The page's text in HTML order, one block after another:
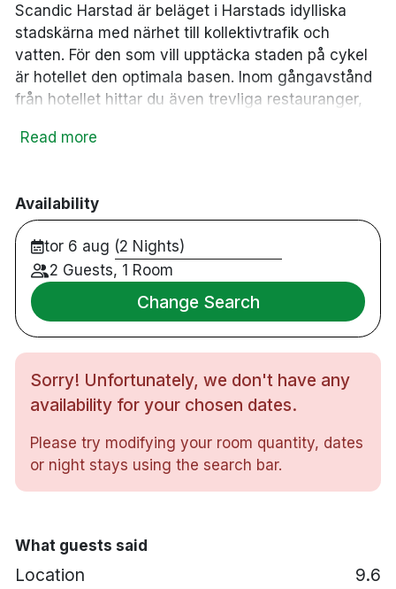
Scandic Harstad är beläget i Harstads idylliska
stadskärna med närhet till kollektivtrafik och
vatten. För den som vill upptäcka staden på cykel
är hotellet den optimala basen. Inom gångavstånd
från hotellet hittar du även trevliga restauranger,
butiker. Här bor du på luftiga och välutrustade rum
avkoppling, här erbjuds inte bara bekväma sängar
utan även gratis WiFi och en TV med ett brett
kanalutbud. Passa på att boka in en dagsutflykt för
att besöka Lofoten och dess fascinerande natur.
Dubbelrum & familjerum
Badrum med dusch eller badkar
Gratis WiFi
TV
Hårtork
Minibar
Gym
Sen utcheckning mot en avgift - i mån av plats
Spjälsäng mot en avgift
Read more
Availability
tor 6 aug (2 Nights)
2 Guests, 1 Room
Change Search
Sorry! Unfortunately, we don't have any
availability for your chosen dates.
Please try modifying your room quantity, dates
or night stays using the search bar.
What guests said
Location 9.6